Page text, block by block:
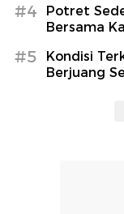
#4
Potret
Bersama
#5
Kondisi
Berjuang